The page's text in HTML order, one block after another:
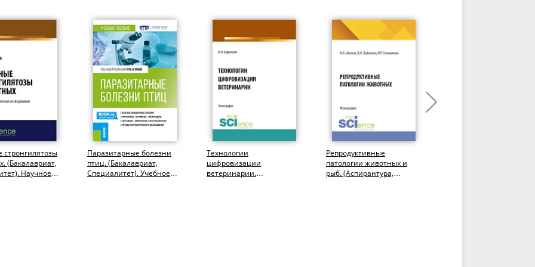
стронгилятозы
(Бакалавриат,
Научное
Паразитарные болезни
птиц. (Бакалавриат,
Специалитет). Учебное
Технологии
цифровизации
ветеринарии.
Репродуктивные
патологии животных и
рыб. (Аспирантура,